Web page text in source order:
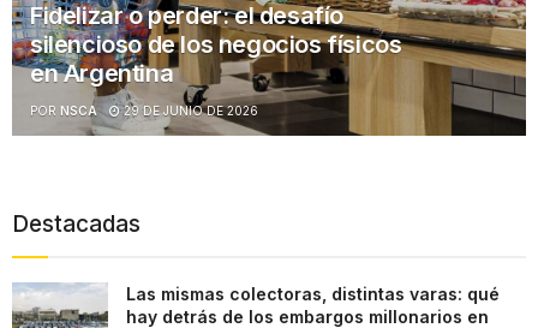
Fidelizar o perder: el desafío
silencioso de los negocios físicos
en Argentina
POR NSCA 29 DE JUNIO DE 2026
Destacadas
Las mismas colectoras, distintas varas: qué
hay detrás de los embargos millonarios en